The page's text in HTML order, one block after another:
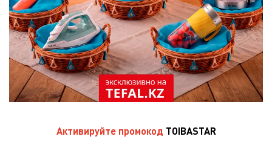
Активируйте промокод TOIBASTAR